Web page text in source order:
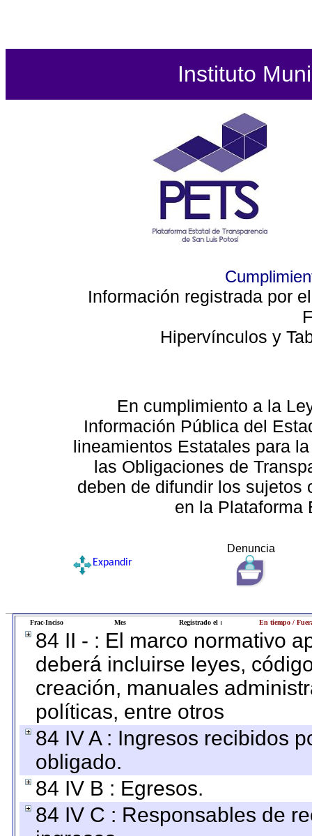
Instituto
Información registrada por
Hipervínculos y
En cumplimiento a la
Información Pública del
lineamientos Estatales para
las Obligaciones de
deben de difundir los sujetos
en la Plataforma
Denuncia
Expandir
Frac-Inciso Mes Registrado el : En tiempo /
84 II - : El marco normativo
deberá incluirse leyes,
creación, manuales
políticas, entre otros
84 IV A : Ingresos recibidos
obligado.
84 IV B : Egresos.
84 IV C : Responsables de